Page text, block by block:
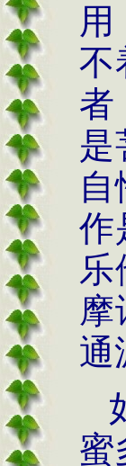
不
者
是
作
通
蜜